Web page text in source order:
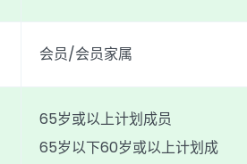
会员/会员家属
65岁或以上计划成员
65岁以下60岁或以上计划成